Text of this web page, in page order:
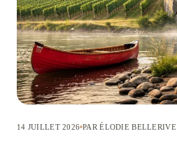
14 JUILLET 2026 PAR ÉLODIE BELLERIVE